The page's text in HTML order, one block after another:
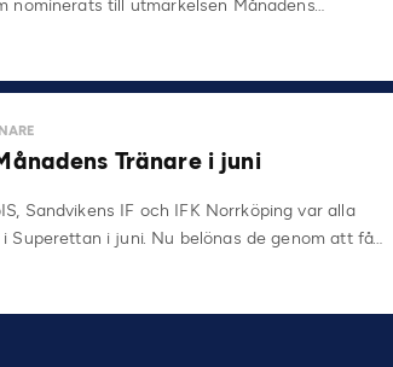
nominerats till utmärkelsen Månadens…
Tränare i juni
Sandvikens IF och IFK Norrköping var alla
Superettan i juni. Nu belönas de genom att få…